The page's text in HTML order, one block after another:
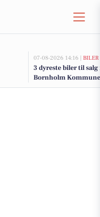
07-08-2026 14:16 | BILER
3 dyreste biler til
Bornholm Kommune